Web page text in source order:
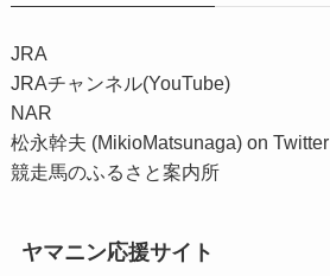
JRA
JRAチャンネル(YouTube)
NAR
松永幹夫 (MikioMatsunaga) on Twitter
競走馬のふるさと案内所
ヤマニン応援サイト